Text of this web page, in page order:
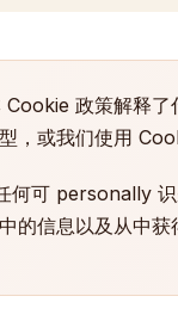
Cookie 政策解释了
，或我们使用
何可 personally
的信息以及从中获